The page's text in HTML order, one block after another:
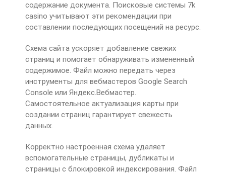
содержание документа. Поисковые системы 7k
casino учитывают эти рекомендации при
составлении последующих посещений на ресурс.
Схема сайта ускоряет добавление свежих
страниц и помогает обнаруживать измененный
содержимое. Файл можно передать через
инструменты для вебмастеров Google Search
Console или Яндекс.Вебмастер.
Самостоятельное актуализация карты при
создании страниц гарантирует свежесть
данных.
Корректно настроенная схема удаляет
вспомогательные страницы, дубликаты и
страницы с блокировкой индексирования. Файл